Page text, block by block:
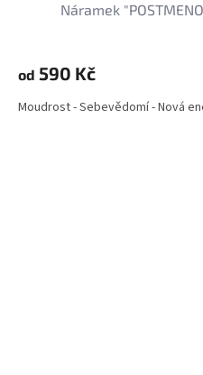
Náramek
od 590 Kč
Moudrost - Sebevědomí - Nová